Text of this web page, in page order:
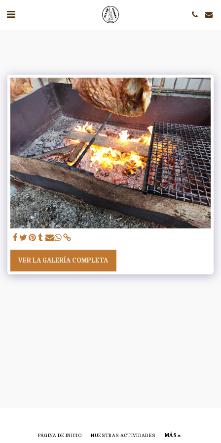
VER LA GALERÍA COMPLETA
PÁGINA DE INICIO NUESTRAS ACTIVIDADES MÁS